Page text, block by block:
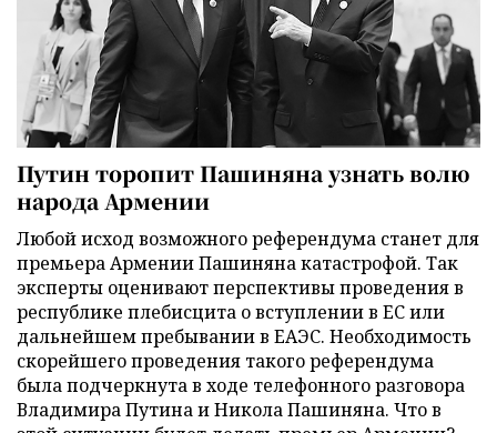
Путин торопит Пашиняна узнать волю
народа Армении
Любой исход возможного референдума станет для
премьера Армении Пашиняна катастрофой. Так
эксперты оценивают перспективы проведения в
республике плебисцита о вступлении в ЕС или
дальнейшем пребывании в ЕАЭС. Необходимость
скорейшего проведения такого референдума
была подчеркнута в ходе телефонного разговора
Владимира Путина и Никола Пашиняна. Что в